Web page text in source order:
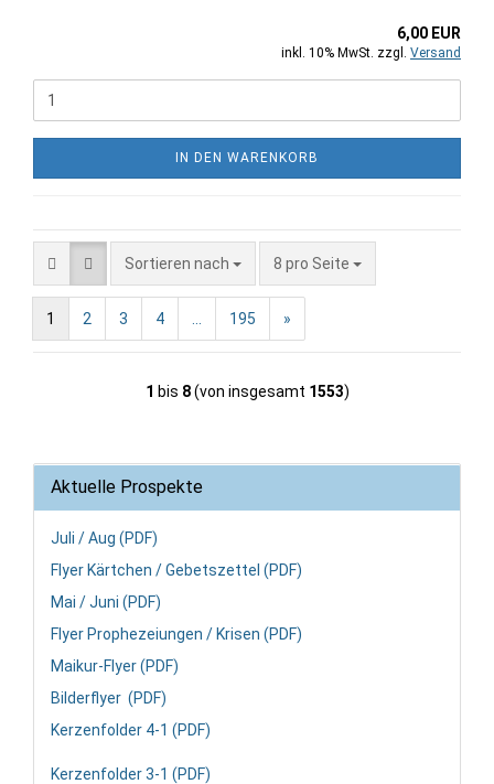
6,00 EUR
inkl. 10% MwSt. zzgl. Versand
IN DEN WARENKORB
Sortieren nach
Sortieren nach 8 pro Seite
pro Seite
1 2 3 4 195 »
1 bis 8(von insgesamt 1553)
Aktuelle Prospekte
Juli / Aug (PDF)
Flyer Kärtchen / Gebetszettel (PDF)
Mai / Juni (PDF)
Flyer Prophezeiungen / Krisen (PDF)
Maikur-Flyer (PDF)
Bilderflyer (PDF)
Kerzenfolder 4-1 (PDF)
Kerzenfolder 3-1 (PDF)